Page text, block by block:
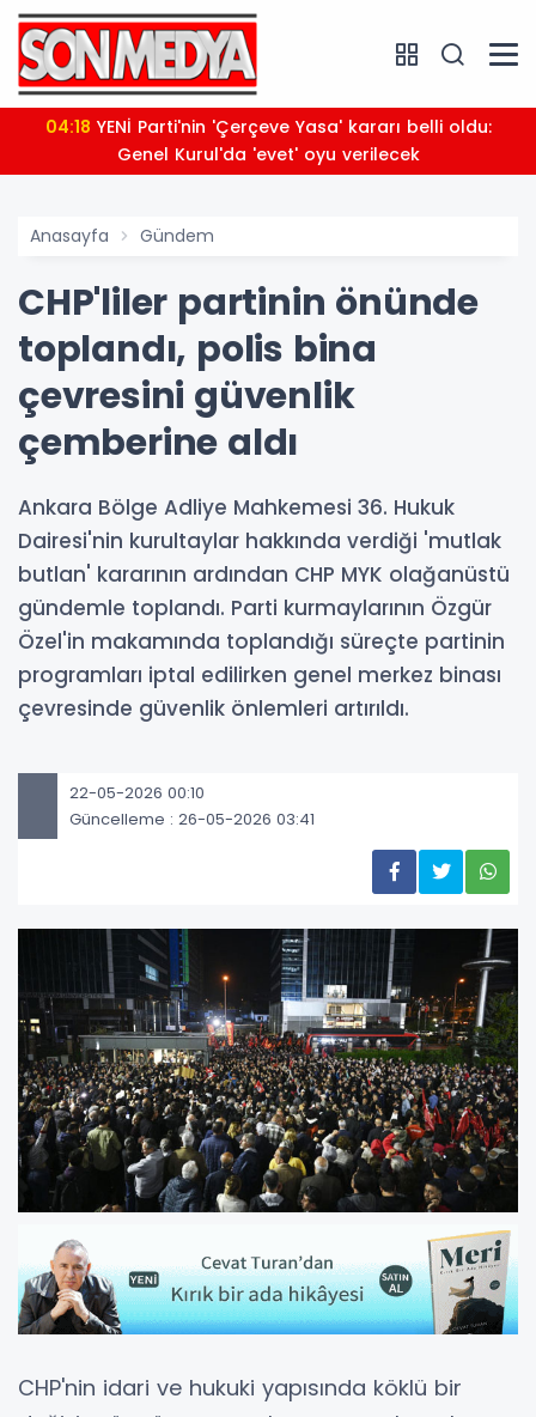
04:18
Genel Kurul'da 'evet' oyu verilecek
Anasayfa Gündem
CHP'liler partinin önünde
toplandı, polis bina
çevresini güvenlik
çemberine aldı
Ankara Bölge Adliye Mahkemesi 36. Hukuk
Dairesi'nin kurultaylar hakkında verdiği 'mutlak
butlan' kararının ardından CHP MYK olağanüstü
gündemle toplandı. Parti kurmaylarının Özgür
Özel'in makamında toplandığı süreçte partinin
programları iptal edilirken genel merkez binası
çevresinde güvenlik önlemleri artırıldı.
22-05-2026 00:10
Güncelleme : 26-05-2026 03:41
CHP'nin idari ve hukuki yapısında köklü bir